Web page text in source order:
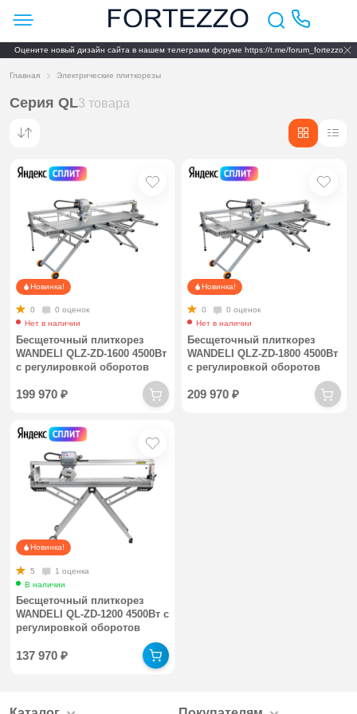
Оцените новый дизайн сайта в нашем телеграмм форуме https://t.me/forum_fortezzo
Главная Электрические плиткорезы
Серия QL3 товара
Новинка!
0
0 оценок
Нет в наличии
Бесщеточный плиткорез
WANDELI QLZ-ZD-1600 4500Вт
с регулировкой оборотов
199 970₽
Новинка!
0
0 оценок
Нет в наличии
Бесщеточный плиткорез
WANDELI QLZ-ZD-1800 4500Вт
с регулировкой оборотов
209 970₽
Новинка!
5
1 оценка
В наличии
Бесщеточный плиткорез
WANDELI QL-ZD-1200 4500Вт с
регулировкой оборотов
137 970₽